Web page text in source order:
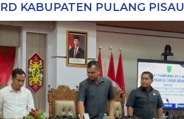
KABUPATEN PULANG PISAU